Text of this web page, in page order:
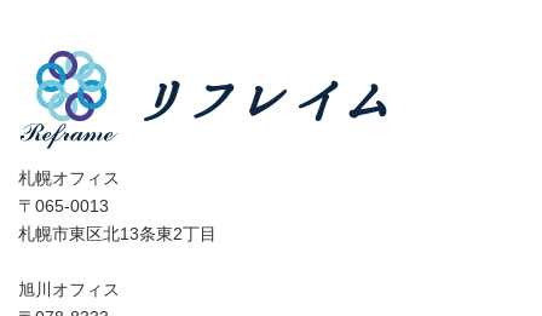
札幌オフィス
〒065-0013
札幌市東区北13条東2丁目
旭川オフィス